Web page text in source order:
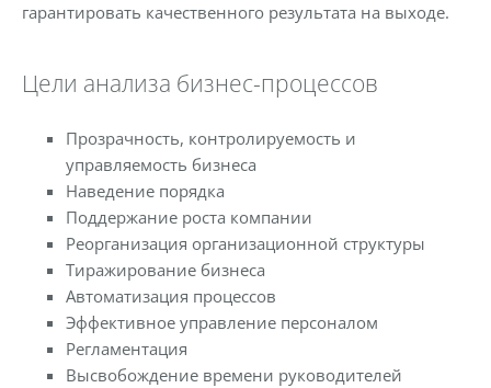
гарантировать качественного результата на выходе.
Цели анализа бизнес-процессов
Прозрачность, контролируемость и
управляемость бизнеса
Наведение порядка
Поддержание роста компании
Реорганизация организационной структуры
Тиражирование бизнеса
Автоматизация процессов
Эффективное управление персоналом
Регламентация
Высвобождение времени руководителей